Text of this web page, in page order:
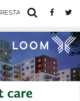
RESTAURANTE IN IASI